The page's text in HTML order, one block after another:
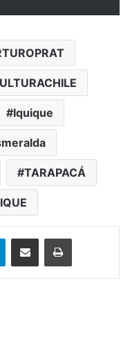
Iquique
TARAPACÁ
TelegramEnviar vía email Imprimir